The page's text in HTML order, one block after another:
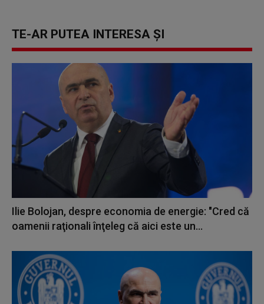
TE-AR PUTEA INTERESA ȘI
Ilie Bolojan, despre economia de energie: "Cred că
oamenii raţionali înţeleg că aici este un...